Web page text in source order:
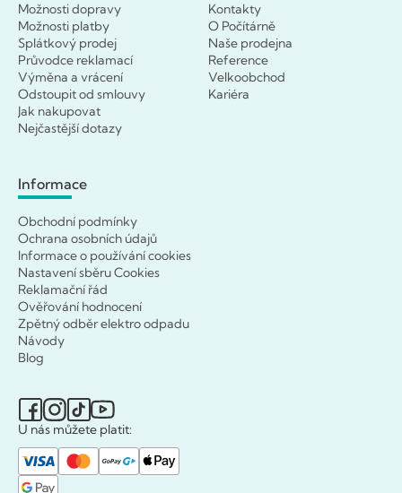
Možnosti dopravy
Možnosti platby
Splátkový prodej
Průvodce reklamací
Výměna a vrácení
Odstoupit od smlouvy
Jak nakupovat
Nejčastější dotazy
Kontakty
O Počítárně
Naše prodejna
Reference
Velkoobchod
Kariéra
Informace
Obchodní podmínky
Ochrana osobních údajů
Informace o používání cookies
Nastavení sběru Cookies
Reklamační řád
Ověřování hodnocení
Zpětný odběr elektro odpadu
Návody
Blog
U nás můžete platit: